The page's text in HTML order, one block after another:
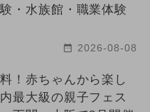
・水族館・職業体験
2026-08-08
！赤ちゃんから楽し
最大級の親子フェス